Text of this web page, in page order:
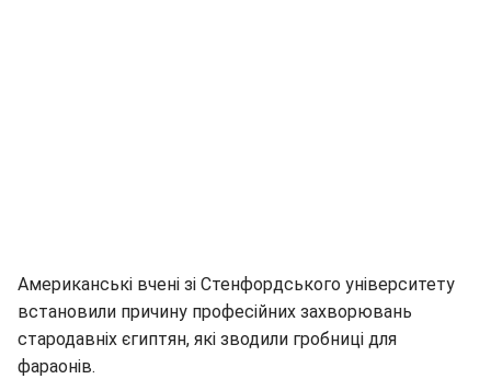
Американські вчені зі Стенфордського університету
встановили причину професійних захворювань
стародавніх єгиптян, які зводили гробниці для
фараонів.